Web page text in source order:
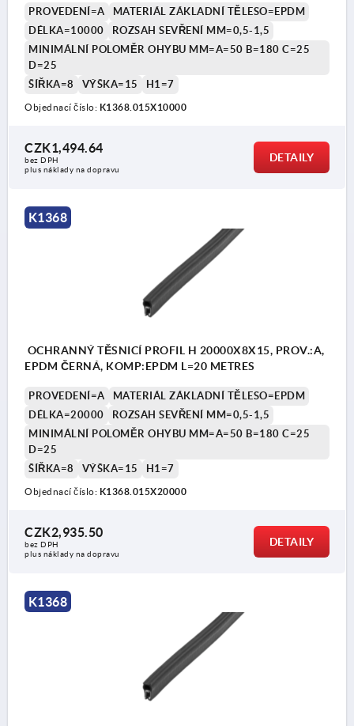
PROVEDENÍ=A
MATERIÁL ZÁKLADNÍ TĚLESO=EPDM
DÉLKA=10000
ROZSAH SEVŘENÍ MM=0,5-1,5
MINIMÁLNÍ POLOMĚR OHYBU MM=A=50 B=180 C=25
D=25
ŠÍŘKA=8
VÝŠKA=15 H1=7
Objednací číslo: K1368.015X10000
CZK1,494.64
bez DPH
plus náklady na dopravu
DETAILY
K1368
OCHRANNÝ TĚSNICÍ PROFIL H 20000X8X15, PROV.:A,
EPDM ČERNÁ, KOMP:EPDM L=20 METRES
PROVEDENÍ=A
MATERIÁL ZÁKLADNÍ TĚLESO=EPDM
DÉLKA=20000
ROZSAH SEVŘENÍ MM=0,5-1,5
MINIMÁLNÍ POLOMĚR OHYBU MM=A=50 B=180 C=25
D=25
ŠÍŘKA=8
VÝŠKA=15 H1=7
Objednací číslo: K1368.015X20000
CZK2,935.50
bez DPH
plus náklady na dopravu
DETAILY
K1368